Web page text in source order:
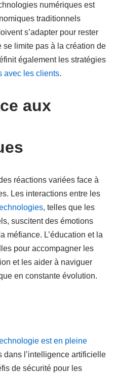
numériques est
traditionnels
s’adapter pour rester
se limite pas à la création de
également les stratégies
avec les clients.
aux
réactions variées face à
Les interactions entre les
, telles que les
suscitent des émotions
méfiance. L’éducation et la
pour accompagner les
et les aider à naviguer
en constante évolution.
est en pleine
dans l’intelligence artificielle
de sécurité pour les